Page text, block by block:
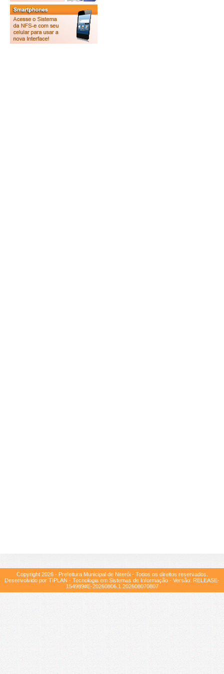
Copyright 2026- Prefeitura Municipal de Niterói - Todos os direitos reservados.
Desenvolvido por TIPLAN - Tecnologia em Sistemas de Informação - Versão: RELEASE-
154989#E-20260806.1.202608070807